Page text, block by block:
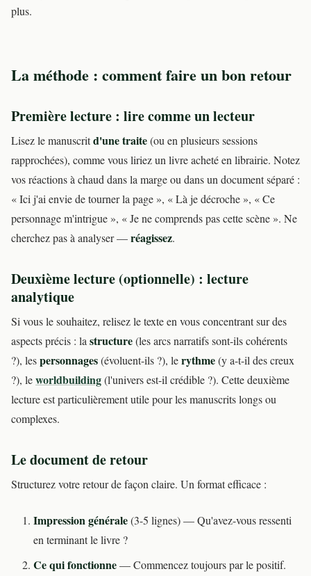
plus.
La méthode : comment faire un bon retour
Première lecture : lire comme un lecteur
Lisez le manuscritd'une traite(ou en plusieurs sessions
rapprochées), comme vous liriez un livre acheté en librairie. Notez
vos réactions à chaud dans la marge ou dans un document séparé :
« Ici j'ai envie de tourner la page », « Là je décroche », « Ce
personnage m'intrigue », « Je ne comprends pas cette scène ». Ne
cherchez pas à analyser —réagissez.
Deuxième lecture (optionnelle) : lecture
analytique
Si vous le souhaitez, relisez le texte en vous concentrant sur des
aspects précis : lastructure(les arcs narratifs sont-ils cohérents
?), lespersonnages(évoluent-ils ?), lerythme(y a-t-il des creux
?), leworldbuilding(l'univers est-il crédible ?). Cette deuxième
lecture est particulièrement utile pour les manuscrits longs ou
complexes.
Le document de retour
Structurez votre retour de façon claire. Un format efficace :
Impression générale(3-5 lignes) — Qu'avez-vous ressenti
en terminant le livre ?
Ce qui fonctionne— Commencez toujours par le positif.